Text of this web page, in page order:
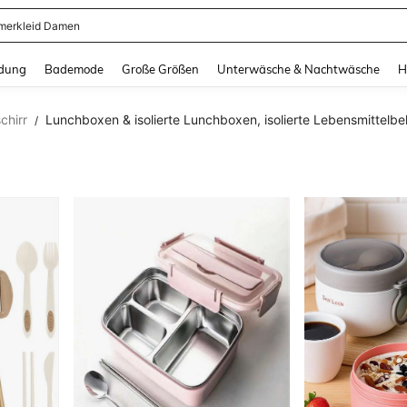
Damen
Bademode Große Größen Unterwäsche & Nachtwäsche
/ Lunchboxen & isolierte Lunchboxen, isolierte